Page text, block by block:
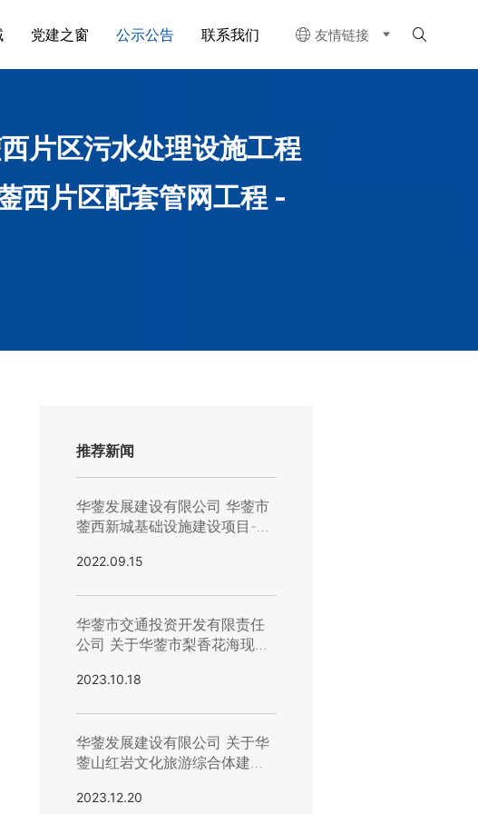
党建之窗 公示公告 联系我们  友情链接 
片区污水处理设施工程
西片区配套管网工程 -
推荐新闻
华蓥发展建设有限公司 华蓥市
蓥西新城基础设施建设项目-财
购)流标公示
2022.09.15
华蓥市交通投资开发有限责任
公司 关于华蓥市梨香花海现代
道路升级改造四标段（机械）
2023.10.18
华蓥发展建设有限公司 关于华
蓥山红岩文化旅游综合体建设
窗、楼地面变形缝、屋面变形
2023.12.20